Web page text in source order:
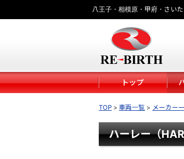
八王子・相模原・甲府・さい
トップ
TOP 車両一覧 メーカー
ハーレー（